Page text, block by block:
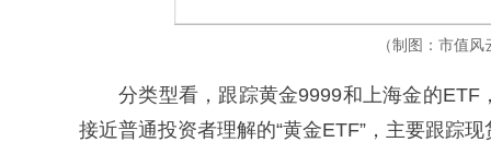
（制图：市值
分类型看，跟踪黄金9999和上海金的
接近普通投资者理解的“黄金ETF”，主要跟踪